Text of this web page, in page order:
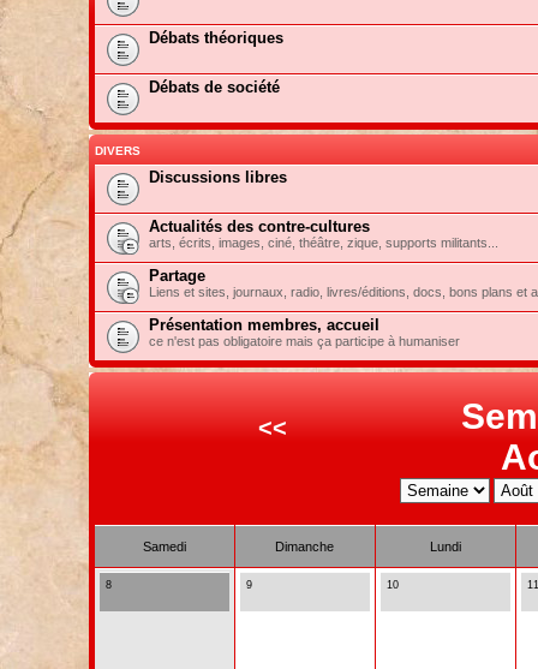
Débats théoriques
Débats de société
DIVERS
Discussions libres
Actualités des contre-cultures
arts, écrits, images, ciné, théâtre, zique, supports militants...
Partage
Liens et sites, journaux, radio, livres/éditions, docs, bons plans et
Présentation membres, accueil
ce n'est pas obligatoire mais ça participe à humaniser
<<
Samedi Dimanche Lundi
8 9 10 11